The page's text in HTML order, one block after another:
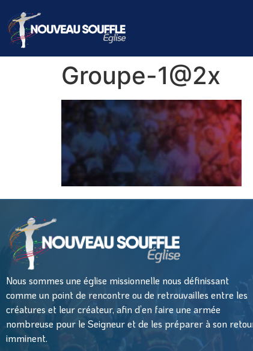
Groupe-1@2x
Nous sommes une église missionnelle nous définissant
comme un point de rencontre ou de retrouvailles entre les
créatures et leur créateur, afin d’en faire une armée
nombreuse pour le Seigneur et de les préparer à son
imminent.